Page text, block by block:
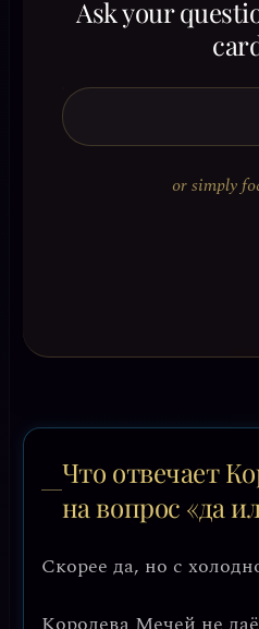
Ask your
or simply
Что отвечает
на вопрос «да
Скорее да, но с